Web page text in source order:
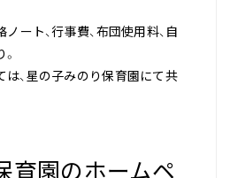
ノート、行事費、布団使用料、自
は、星の子みのり保育園にて共
育園のホームペ